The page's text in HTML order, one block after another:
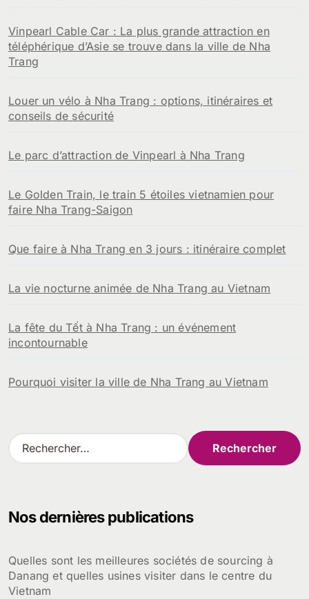
Vinpearl Cable Car : La plus grande attraction en
téléphérique d’Asie se trouve dans la ville de Nha
Trang
Louer un vélo à Nha Trang : options, itinéraires et
conseils de sécurité
Le parc d’attraction de Vinpearl à Nha Trang
Le Golden Train, le train 5 étoiles vietnamien pour
faire Nha Trang-Saigon
Que faire à Nha Trang en 3 jours : itinéraire complet
La vie nocturne animée de Nha Trang au Vietnam
La fête du Tết à Nha Trang : un événement
incontournable
Pourquoi visiter la ville de Nha Trang au Vietnam
R
e
r
e
r
Nos dernières publications
Quelles sont les meilleures sociétés de sourcing à
Danang et quelles usines visiter dans le centre du
Vietnam